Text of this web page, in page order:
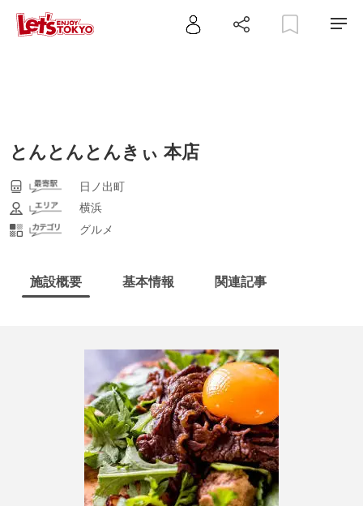
とんとんとんきぃ 本店
日ノ出町
横浜
グルメ
施設概要 基本情報 関連記事